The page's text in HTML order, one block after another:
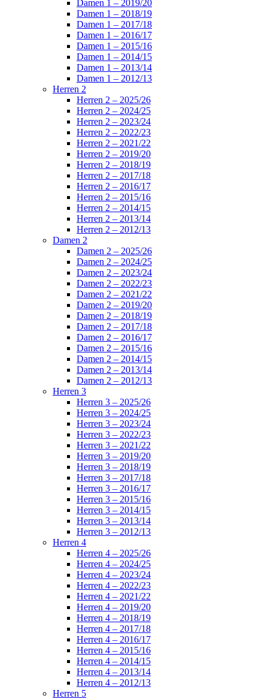
Damen 1 – 2019/20
Damen 1 – 2018/19
Damen 1 – 2017/18
Damen 1 – 2016/17
Damen 1 – 2015/16
Damen 1 – 2014/15
Damen 1 – 2013/14
Damen 1 – 2012/13
Herren 2
Herren 2 – 2025/26
Herren 2 – 2024/25
Herren 2 – 2023/24
Herren 2 – 2022/23
Herren 2 – 2021/22
Herren 2 – 2019/20
Herren 2 – 2018/19
Herren 2 – 2017/18
Herren 2 – 2016/17
Herren 2 – 2015/16
Herren 2 – 2014/15
Herren 2 – 2013/14
Herren 2 – 2012/13
Damen 2
Damen 2 – 2025/26
Damen 2 – 2024/25
Damen 2 – 2023/24
Damen 2 – 2022/23
Damen 2 – 2021/22
Damen 2 – 2019/20
Damen 2 – 2018/19
Damen 2 – 2017/18
Damen 2 – 2016/17
Damen 2 – 2015/16
Damen 2 – 2014/15
Damen 2 – 2013/14
Damen 2 – 2012/13
Herren 3
Herren 3 – 2025/26
Herren 3 – 2024/25
Herren 3 – 2023/24
Herren 3 – 2022/23
Herren 3 – 2021/22
Herren 3 – 2019/20
Herren 3 – 2018/19
Herren 3 – 2017/18
Herren 3 – 2016/17
Herren 3 – 2015/16
Herren 3 – 2014/15
Herren 3 – 2013/14
Herren 3 – 2012/13
Herren 4
Herren 4 – 2025/26
Herren 4 – 2024/25
Herren 4 – 2023/24
Herren 4 – 2022/23
Herren 4 – 2021/22
Herren 4 – 2019/20
Herren 4 – 2018/19
Herren 4 – 2017/18
Herren 4 – 2016/17
Herren 4 – 2015/16
Herren 4 – 2014/15
Herren 4 – 2013/14
Herren 4 – 2012/13
Herren 5